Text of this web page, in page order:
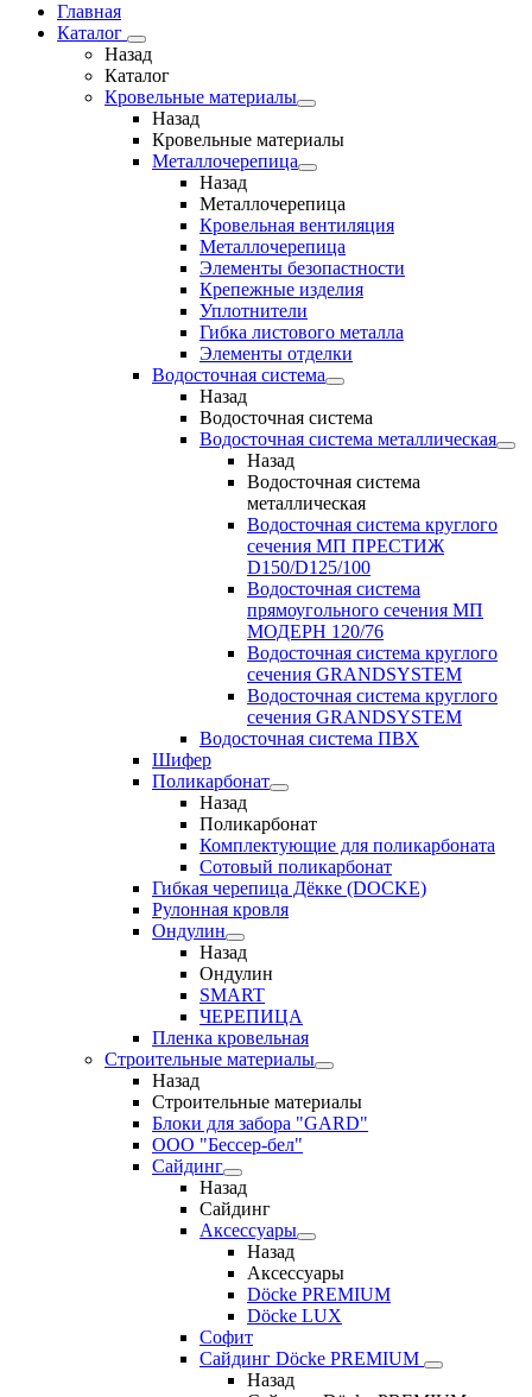
Главная
Каталог
Назад
Каталог
Кровельные материалы
Назад
Кровельные материалы
Металлочерепица
Назад
Металлочерепица
Кровельная вентиляция
Металлочерепица
Элементы безопастности
Крепежные изделия
Уплотнители
Гибка листового металла
Элементы отделки
Водосточная система
Назад
Водосточная система
Водосточная система металлическая
Назад
Водосточная система
металлическая
Водосточная система круглого
сечения МП ПРЕСТИЖ
D150/D125/100
Водосточная система
прямоугольного сечения МП
МОДЕРН 120/76
Водосточная система круглого
сечения GRANDSYSTEM
Водосточная система круглого
сечения GRANDSYSTEM
Водосточная система ПВХ
Шифер
Поликарбонат
Назад
Поликарбонат
Комплектующие для поликарбоната
Сотовый поликарбонат
Гибкая черепица Дёкке (DOCKE)
Рулонная кровля
Ондулин
Назад
Ондулин
SMART
ЧЕРЕПИЦА
Пленка кровельная
Строительные материалы
Назад
Строительные материалы
Блоки для забора "GARD"
ООО "Бессер-бел"
Сайдинг
Назад
Сайдинг
Аксессуары
Назад
Аксессуары
Döcke PREMIUM
Döcke LUX
Софит
Сайдинг Döcke PREMIUM
Назад